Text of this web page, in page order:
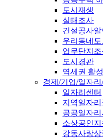
도시재생
실태조사
건설공사알
우리동네
업무단지조
도시경관
역세권 활
경제/기업/일자리
일자리센터
지역일자리
공공일자리
소상공인지
강동사랑상